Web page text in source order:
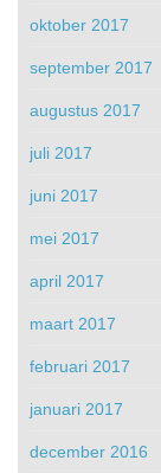
oktober 2017
september 2017
augustus 2017
juli 2017
juni 2017
mei 2017
april 2017
maart 2017
februari 2017
januari 2017
december 2016